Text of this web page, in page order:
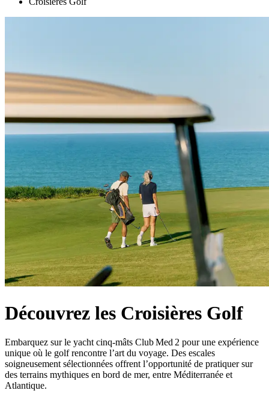
Découvrez les Croisières Golf
Embarquez sur le yacht cinq‑mâts Club Med 2 pour une expérience
unique où le golf rencontre l’art du voyage. Des escales
soigneusement sélectionnées offrent l’opportunité de pratiquer sur
des terrains mythiques en bord de mer, entre Méditerranée et
Atlantique.